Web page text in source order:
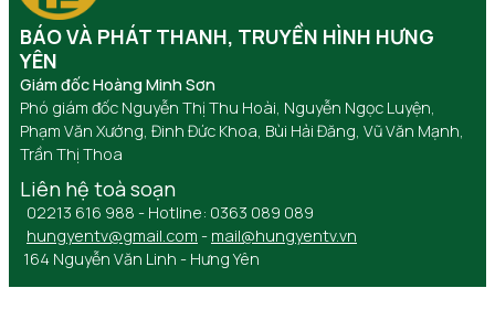
BÁO VÀ PHÁT THANH, TRUYỀN HÌNH HƯNG
YÊN
Giám đốc Hoàng Minh Sơn
Phó giám đốc Nguyễn Thị Thu Hoài, Nguyễn Ngọc Luyện,
Phạm Văn Xướng, Đinh Đức Khoa, Bùi Hải Đăng, Vũ Văn Mạnh,
Trần Thị Thoa
Liên hệ toà soạn
02213 616 988 - Hotline: 0363 089 089
hungyentv@gmail.com - mail@hungyentv.vn
164 Nguyễn Văn Linh - Hưng Yên